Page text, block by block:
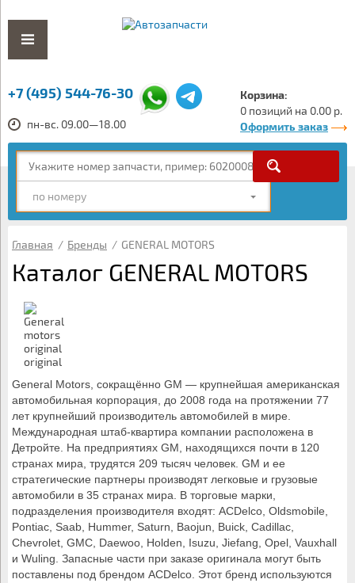
+7 (495) 544-76-30
пн-вс. 09.00—18.00
Корзина:
0 позиций на 0.00 р.
Оформить заказ
по номеру
Главная / Бренды / GENERAL MOTORS
Каталог GENERAL MOTORS
General Motors, сокращённо GM — крупнейшая американская
автомобильная корпорация, до 2008 года на протяжении 77
лет крупнейший производитель автомобилей в мире.
Международная штаб-квартира компании расположена в
Детройте. На предприятиях GM, находящихся почти в 120
странах мира, трудятся 209 тысяч человек. GM и ее
стратегические партнеры производят легковые и грузовые
автомобили в 35 странах мира. В торговые марки,
подразделения производителя входят: ACDelco, Oldsmobile,
Pontiac, Saab, Hummer, Saturn, Baojun, Buick, Cadillac,
Chevrolet, GMC, Daewoo, Holden, Isuzu, Jiefang, Opel, Vauxhall
и Wuling. Запасные части при заказе оригинала могут быть
поставлены под брендом ACDelco. Этот бренд используются